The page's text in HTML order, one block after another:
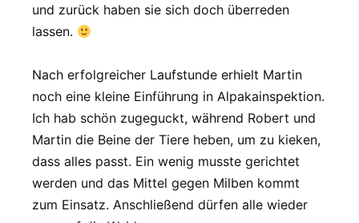
und zurück haben sie sich doch überreden
lassen.
Nach erfolgreicher Laufstunde erhielt Martin
noch eine kleine Einführung in Alpakainspektion.
Ich hab schön zugeguckt, während Robert und
Martin die Beine der Tiere heben, um zu kieken,
dass alles passt. Ein wenig musste gerichtet
werden und das Mittel gegen Milben kommt
zum Einsatz. Anschließend dürfen alle wieder